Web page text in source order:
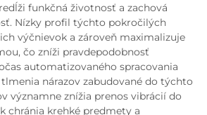
funkčná životnosť a zachová
Nízky profil týchto pokročilých
výčnievok a zároveň maximalizuje
čo zníži pravdepodobnosť
automatizovaného spracovania
nárazov zabudované do týchto
významne znížia prenos vibrácií do
chránia krehké predmety a